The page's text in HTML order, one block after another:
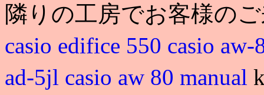
隣りの工房でお客様の
casio edifice 550 casio
ad-5jl casio aw 80 manual